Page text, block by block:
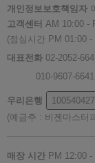
개인정보보호책임자
고객센터 AM 10:00 -
(점심시간 PM 01:00
대표전화 02-2052-
010-9607-6641
우리은행
(예금주 : 비젠마스터
매장 시간 PM 12:00